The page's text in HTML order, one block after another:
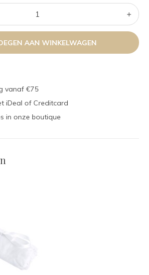
AAN WINKELWAGEN
vanaf €75
iDeal of Creditcard
in onze boutique